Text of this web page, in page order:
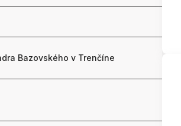
Bazovského v Trenčíne